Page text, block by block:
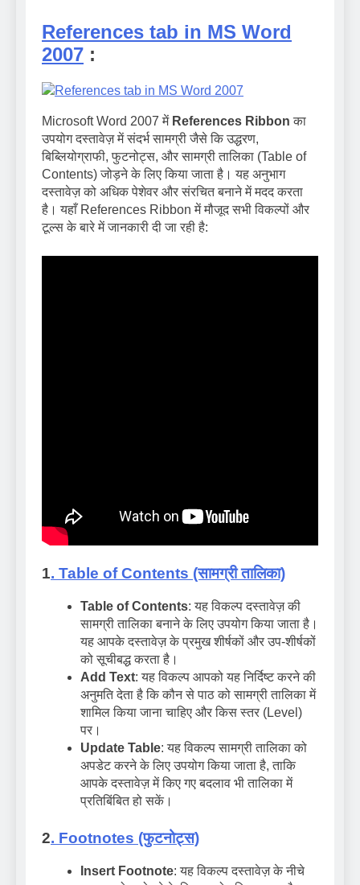
References tab in MS Word
2007 :
Microsoft Word 2007 में References Ribbon का
उपयोग दस्तावेज़ में संदर्भ सामग्री जैसे कि उद्धरण,
बिब्लियोग्राफी, फुटनोट्स, और सामग्री तालिका (Table of
Contents) जोड़ने के लिए किया जाता है। यह अनुभाग
दस्तावेज़ को अधिक पेशेवर और संरचित बनाने में मदद करता
है। यहाँ References Ribbon में मौजूद सभी विकल्पों और
टूल्स के बारे में जानकारी दी जा रही है:
1. Table of Contents (सामग्री तालिका)
Table of Contents: यह विकल्प दस्तावेज़ की
सामग्री तालिका बनाने के लिए उपयोग किया जाता है।
यह आपके दस्तावेज़ के प्रमुख शीर्षकों और उप-शीर्षकों
को सूचीबद्ध करता है।
Add Text: यह विकल्प आपको यह निर्दिष्ट करने की
अनुमति देता है कि कौन से पाठ को सामग्री तालिका में
शामिल किया जाना चाहिए और किस स्तर (Level)
पर।
Update Table: यह विकल्प सामग्री तालिका को
अपडेट करने के लिए उपयोग किया जाता है, ताकि
आपके दस्तावेज़ में किए गए बदलाव भी तालिका में
प्रतिबिंबित हो सकें।
2. Footnotes (फुटनोट्स)
Insert Footnote: यह विकल्प दस्तावेज़ के नीचे